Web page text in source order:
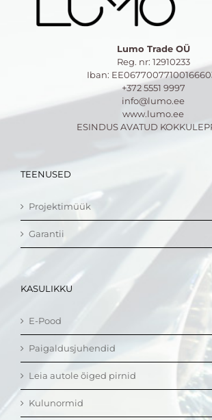
Lumo Trade OÜ
Reg. nr: 12910233
Iban:
+372 5551 9997
info@lumo.ee
www.lumo.ee
ESINDUS AVATUD
TEENUSED
Projektimüük
Garantii
KASULIKKU
E-Pood
Paigaldusjuhendid
Leia autole õiged pirnid
Kulunormid